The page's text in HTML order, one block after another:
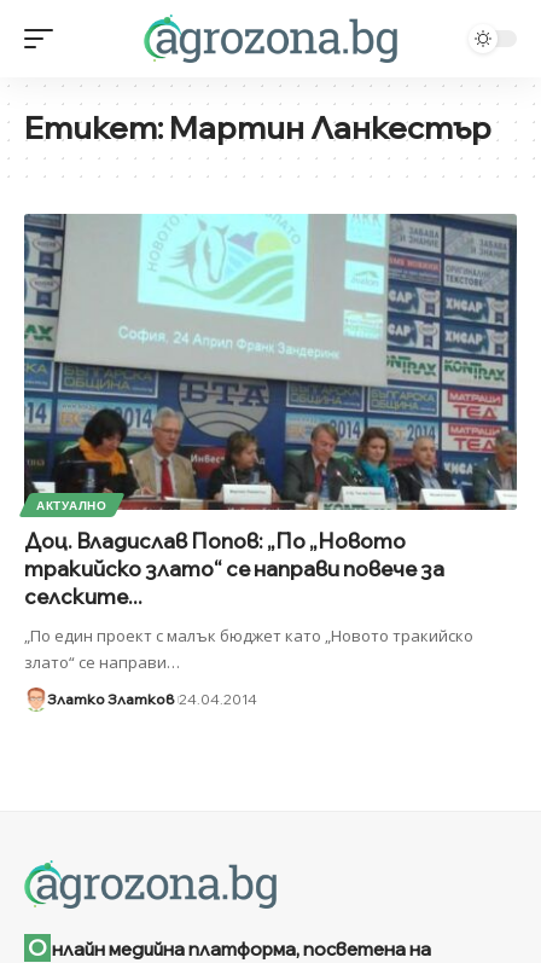
Етикет:Мартин Ланкестър
АКТУАЛНО
Доц. Владислав Попов: „По „Новото
тракийско злато“ се направи повече за
селските...
„По един проект с малък бюджет като „Новото тракийско
злато“ се направи…
Златко Златков 24.04.2014
О нлайн медийна платформа, посветена на